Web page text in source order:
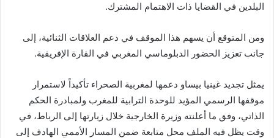
البلدين في القضايا ذات الاهتمام المشترك.
ومن المتوقع أن يسهم هذا الموقف في دعم العلاقات الثنائية، إلى
جانب تعزيز الحضور الدبلوماسي المغربي في القارة الإفريقية.
يمثل تجديد غينيا بيساو دعمها لمغربية الصحراء تأكيداً لاستمرار
موقفها الرسمي المؤيد للوحدة الترابية للمغرب ولمبادرة الحكم
الذاتي، وفق ما أعلنته وزيرة الخارجية خلال زيارتها إلى الرباط، في
وقت يظل فيه الملف محل متابعة ضمن المسار الأممي الهادف إلى